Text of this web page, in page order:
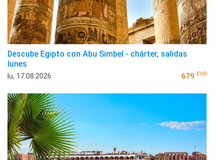
Descube Egipto con Abu Simbel - chárter, salidas
lunes
lu, 17.08.2026 679 EUR